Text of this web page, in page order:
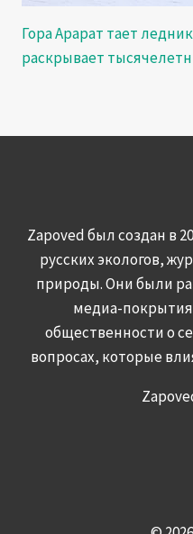
Гора Арарат тает
раскрывает
Zapoved был создан в
русских экологов,
природы. Они были
медиа-
общественности о
вопросах, которые